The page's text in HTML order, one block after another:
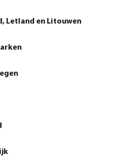
binnendraad type 100
Letland en Litouwen